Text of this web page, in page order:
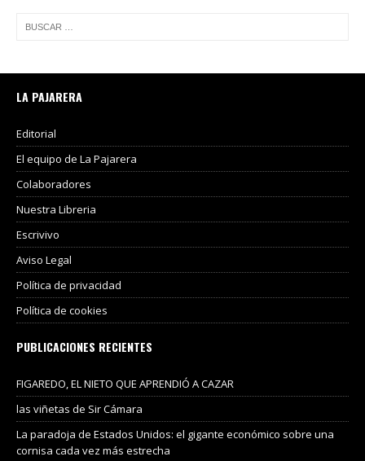
LA PAJARERA
Editorial
El equipo de La Pajarera
Colaboradores
Nuestra Libreria
Escrivivo
Aviso Legal
Política de privacidad
Política de cookies
PUBLICACIONES RECIENTES
FIGAREDO, EL NIETO QUE APRENDIÓ A CAZAR
las viñetas de Sir Cámara
La paradoja de Estados Unidos: el gigante económico sobre una
cornisa cada vez más estrecha